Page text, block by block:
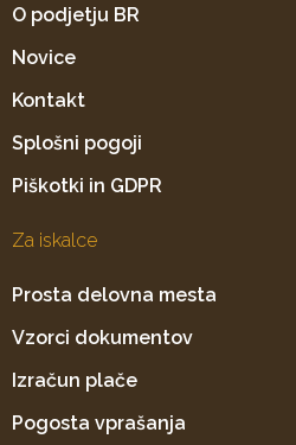
O podjetju BR
Novice
Kontakt
Splošni pogoji
Piškotki in GDPR
Za iskalce
Prosta delovna mesta
Vzorci dokumentov
Izračun plače
Pogosta vprašanja